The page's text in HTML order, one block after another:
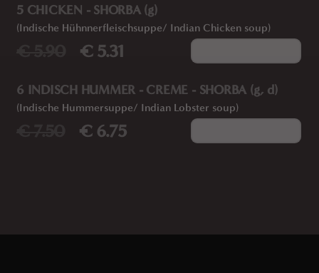
5 CHICKEN - SHORBA (g)
(Indische Hühnnerfleischsuppe/ Indian Chicken soup)
€ 5.31
6 INDISCH HUMMER - CREME - SHORBA (g, d)
(Indische Hummersuppe/ Indian Lobster soup)
€ 6.75